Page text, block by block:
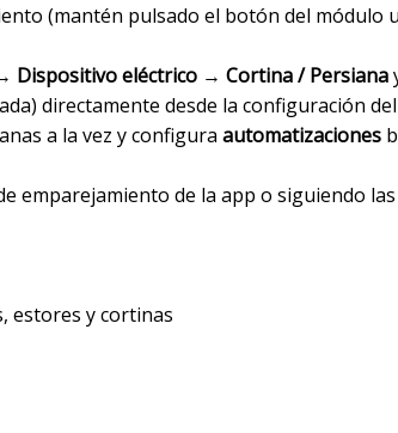
(mantén pulsado el botón del módulo
Dispositivo eléctrico→ Cortina / Persiana
directamente desde la configuración
a la vez y configura automatizaciones
emparejamiento de la app o siguiendo
estores y cortinas